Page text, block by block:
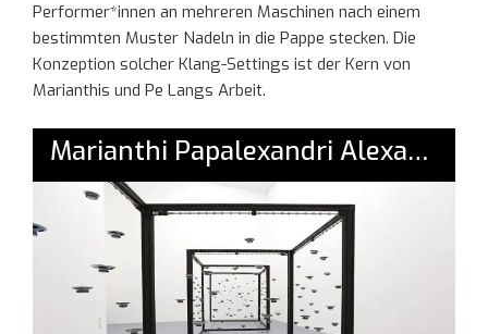
Performer*innen an mehreren Maschinen nach einem
bestimmten Muster Nadeln in die Pappe stecken. Die
Konzeption solcher Klang-Settings ist der Kern von
Marianthis und Pe Langs Arbeit.